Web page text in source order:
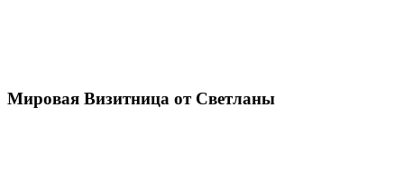
Мировая Визитница от Светланы